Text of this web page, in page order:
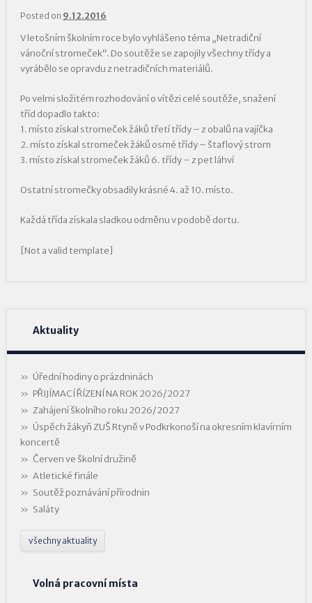
Posted on 9.12.2016
V letošním školním roce bylo vyhlášeno téma „Netradiční
vánoční stromeček“. Do soutěže se zapojily všechny třídy a
vyrábělo se opravdu z netradičních materiálů.
Po velmi složitém rozhodování o vítězi celé soutěže, snažení
tříd dopadlo takto:
1. místo získal stromeček žáků třetí třídy – z obalů na vajíčka
2. místo získal stromeček žáků osmé třídy – štaflový strom
3. místo získal stromeček žáků 6. třídy – z pet láhví
Ostatní stromečky obsadily krásné 4. až 10. místo.
Každá třída získala sladkou odměnu v podobě dortu.
[Not a valid template]
Aktuality
Úřední hodiny o prázdninách
PŘIJÍMACÍ ŘÍZENÍ NA ROK 2026/2027
Zahájení školního roku 2026/2027
Úspěch žákyň ZUŠ Rtyně v Podkrkonoší na okresním klavírním
koncertě
Červen ve školní družině
Atletické finále
Soutěž poznávání přírodnin
Saláty
všechny aktuality
Volná pracovní místa